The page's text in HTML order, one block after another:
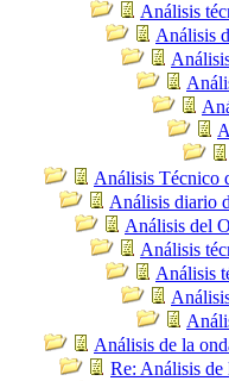
Análisis
Análisis
Análisis Técnico
Análisis diario
Análisis del
Análisis
Análisis
Análisis de la
Re: Análisis